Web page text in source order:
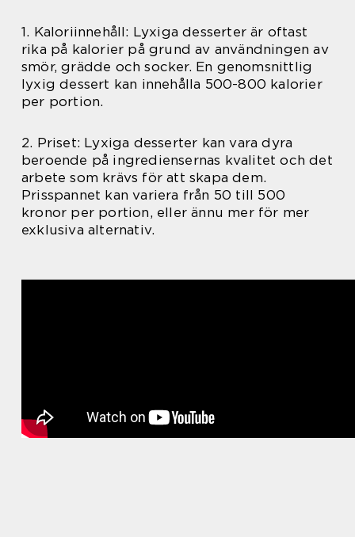
1. Kaloriinnehåll: Lyxiga desserter är oftast
rika på kalorier på grund av användningen av
smör, grädde och socker. En genomsnittlig
lyxig dessert kan innehålla 500-800 kalorier
per portion.
2. Priset: Lyxiga desserter kan vara dyra
beroende på ingrediensernas kvalitet och det
arbete som krävs för att skapa dem.
Prisspannet kan variera från 50 till 500
kronor per portion, eller ännu mer för mer
exklusiva alternativ.